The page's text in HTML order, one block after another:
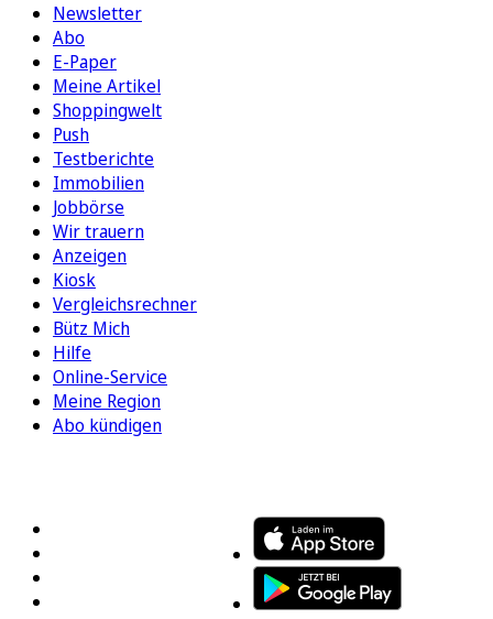
Newsletter
Abo
E-Paper
Meine Artikel
Shoppingwelt
Push
Testberichte
Immobilien
Jobbörse
Wir trauern
Anzeigen
Kiosk
Vergleichsrechner
Bütz Mich
Hilfe
Online-Service
Meine Region
Abo kündigen